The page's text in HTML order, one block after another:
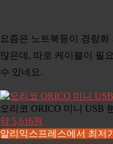
요즘은 노트북등이 경량화
많은데, 따로 케이블이 필
수 있네요.
오리코 ORICO 미니 USB
약 5,616원
알리익스프레스에서 최저